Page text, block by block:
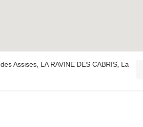
Assises, LA RAVINE DES CABRIS, La